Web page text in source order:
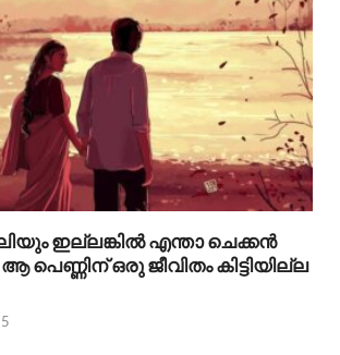
ഇല്ലങ്കിൽ എന്താ ചെക്കൻ
ആ പെണ്ണിന് ഒരു ജീവിതം കിട്ടിയില്ല